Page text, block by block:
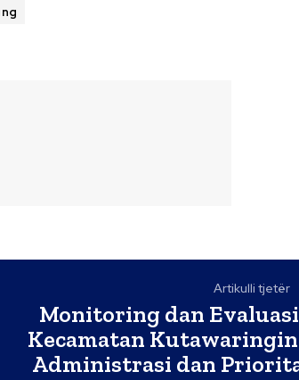
Artikulli tjetër
Monitoring dan Evaluasi
Kecamatan
Administrasi dan